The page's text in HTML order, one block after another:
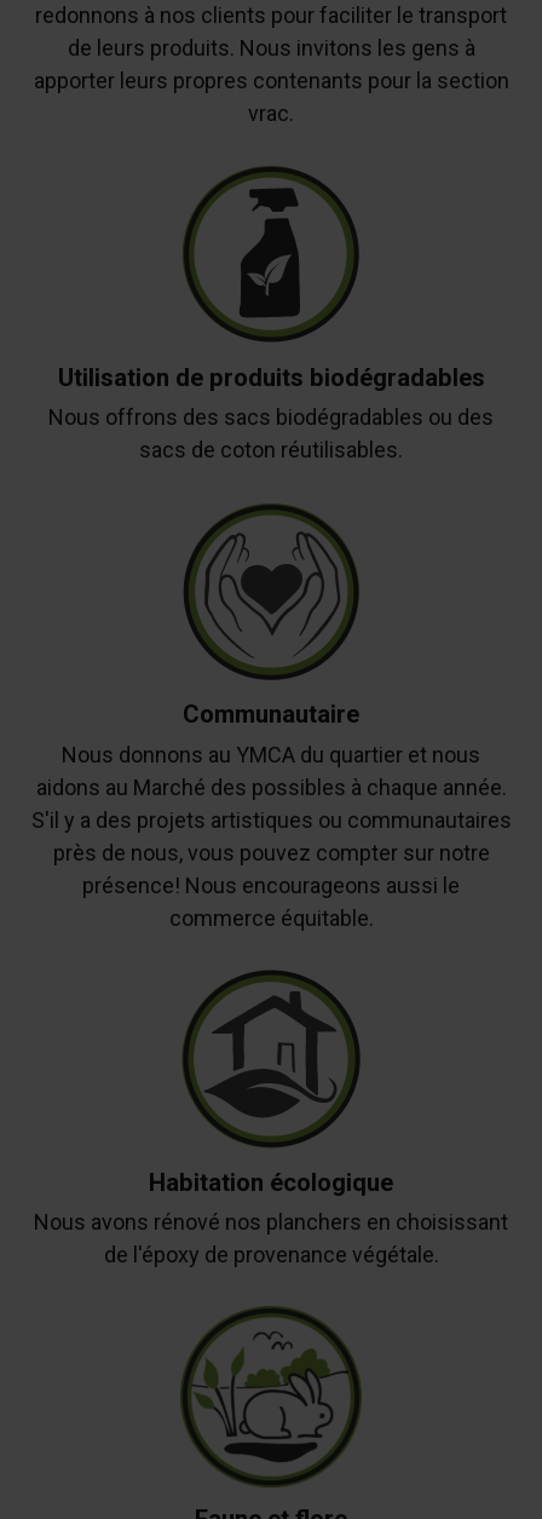
redonnons à nos clients pour faciliter le transport
de leurs produits. Nous invitons les gens à
apporter leurs propres contenants pour la section
vrac.
Utilisation de produits biodégradables
Nous offrons des sacs biodégradables ou des
sacs de coton réutilisables.
Communautaire
Nous donnons au YMCA du quartier et nous
aidons au Marché des possibles à chaque année.
S'il y a des projets artistiques ou communautaires
près de nous, vous pouvez compter sur notre
présence! Nous encourageons aussi le
commerce équitable.
Habitation écologique
Nous avons rénové nos planchers en choisissant
de l'époxy de provenance végétale.